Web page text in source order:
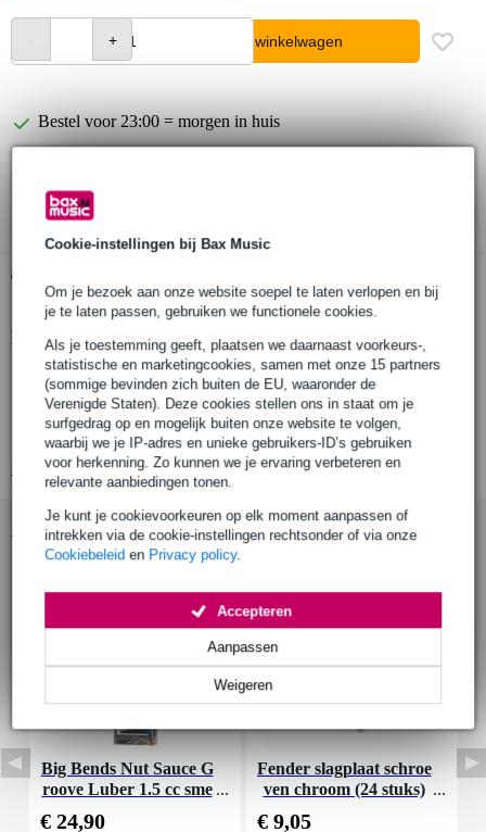
Cookie-instellingen bij Bax Music
Om je bezoek aan onze website soepel te laten verlopen en bij
je te laten passen, gebruiken we functionele cookies.
Als je toestemming geeft, plaatsen we daarnaast voorkeurs-,
statistische en marketingcookies, samen met onze 15 partners
(sommige bevinden zich buiten de EU, waaronder de
Verenigde Staten). Deze cookies stellen ons in staat om je
surfgedrag op en mogelijk buiten onze website te volgen,
waarbij we je IP-adres en unieke gebruikers-ID’s gebruiken
voor herkenning. Zo kunnen we je ervaring verbeteren en
relevante aanbiedingen tonen.
Je kunt je cookievoorkeuren op elk moment aanpassen of
intrekken via de cookie-instellingen rechtsonder of via onze
Cookiebeleid en Privacy policy.
Weigeren
Aanpassen
Accepteren
In winkelwagen
Bestel voor 23:00 = morgen in huis
3 jaar Bax Music garantie
Productinformatie
Fazley vierkante jack plate voor gitaren
kleur: chrome
lengte: 36.4 mm
Bekijk alle productspecificaties
Accessoires (8)
Big Bends Nut Sauce G
roove Luber 1.5 cc sme
€ 24,90
Fender slagplaat schroe
ven chroom (24 stuks)
€ 9,05